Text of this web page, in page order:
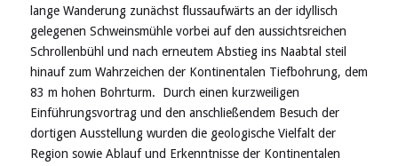
lange Wanderung zunächst flussaufwärts an der idyllisch
gelegenen Schweinsmühle vorbei auf den aussichtsreichen
Schrollenbühl und nach erneutem Abstieg ins Naabtal steil
hinauf zum Wahrzeichen der Kontinentalen Tiefbohrung, dem
83 m hohen Bohrturm. Durch einen kurzweiligen
Einführungsvortrag und den anschließendem Besuch der
dortigen Ausstellung wurden die geologische Vielfalt der
Region sowie Ablauf und Erkenntnisse der Kontinentalen